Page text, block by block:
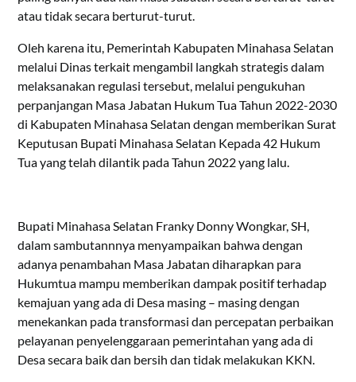
atau tidak secara berturut-turut.
Oleh karena itu, Pemerintah Kabupaten Minahasa Selatan
melalui Dinas terkait mengambil langkah strategis dalam
melaksanakan regulasi tersebut, melalui pengukuhan
perpanjangan Masa Jabatan Hukum Tua Tahun 2022-2030
di Kabupaten Minahasa Selatan dengan memberikan Surat
Keputusan Bupati Minahasa Selatan Kepada 42 Hukum
Tua yang telah dilantik pada Tahun 2022 yang lalu.
Bupati Minahasa Selatan Franky Donny Wongkar, SH,
dalam sambutannnya menyampaikan bahwa dengan
adanya penambahan Masa Jabatan diharapkan para
Hukumtua mampu memberikan dampak positif terhadap
kemajuan yang ada di Desa masing – masing dengan
menekankan pada transformasi dan percepatan perbaikan
pelayanan penyelenggaraan pemerintahan yang ada di
Desa secara baik dan bersih dan tidak melakukan KKN.